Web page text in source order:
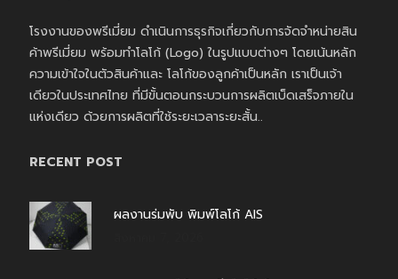
โรงงานของพรีเมี่ยม ดำเนินการธุรกิจเกี่ยวกับการจัดจำหน่ายสิน
ค้าพรีเมี่ยม พร้อมทำโลโก้ (Logo) ในรูปแบบต่างๆ โดยเน้นหลัก
ความเข้าใจในตัวสินค้าและ โลโก้ของลูกค้าเป็นหลัก เราเป็นเจ้า
เดียวในประเทศไทย ที่มีขั้นตอนกระบวนการผลิตเบ็ดเสร็จภายใน
แห่งเดียว ด้วยการผลิตที่ใช้ระยะเวลาระยะสั้น..
RECENT POST
ผลงานร่มพับ พิมพ์โลโก้ AIS